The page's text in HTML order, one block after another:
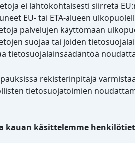
ei lähtökohtaisesti siirretä
EU- tai ETA-alueen
palvelujen käyttömaan
suojaa tai joiden
tietosuojalainsäädäntöä
rekisterinpitäjä
tietosuojatoimien
kauan käsittelemme